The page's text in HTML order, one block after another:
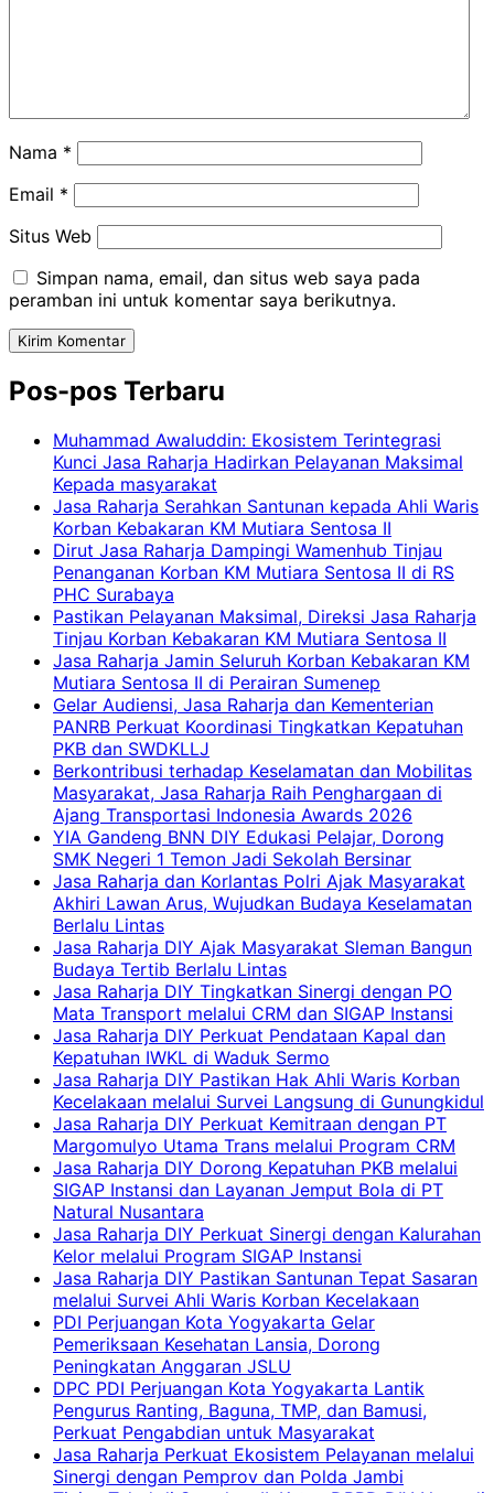
Nama *
Email *
Situs Web
Simpan nama, email, dan situs web saya pada
peramban ini untuk komentar saya berikutnya.
Pos-pos Terbaru
Muhammad Awaluddin: Ekosistem Terintegrasi
Kunci Jasa Raharja Hadirkan Pelayanan Maksimal
Kepada masyarakat
Jasa Raharja Serahkan Santunan kepada Ahli Waris
Korban Kebakaran KM Mutiara Sentosa II
Dirut Jasa Raharja Dampingi Wamenhub Tinjau
Penanganan Korban KM Mutiara Sentosa II di RS
PHC Surabaya
Pastikan Pelayanan Maksimal, Direksi Jasa Raharja
Tinjau Korban Kebakaran KM Mutiara Sentosa II
Jasa Raharja Jamin Seluruh Korban Kebakaran KM
Mutiara Sentosa II di Perairan Sumenep
Gelar Audiensi, Jasa Raharja dan Kementerian
PANRB Perkuat Koordinasi Tingkatkan Kepatuhan
PKB dan SWDKLLJ
Berkontribusi terhadap Keselamatan dan Mobilitas
Masyarakat, Jasa Raharja Raih Penghargaan di
Ajang Transportasi Indonesia Awards 2026
YIA Gandeng BNN DIY Edukasi Pelajar, Dorong
SMK Negeri 1 Temon Jadi Sekolah Bersinar
Jasa Raharja dan Korlantas Polri Ajak Masyarakat
Akhiri Lawan Arus, Wujudkan Budaya Keselamatan
Berlalu Lintas
Jasa Raharja DIY Ajak Masyarakat Sleman Bangun
Budaya Tertib Berlalu Lintas
Jasa Raharja DIY Tingkatkan Sinergi dengan PO
Mata Transport melalui CRM dan SIGAP Instansi
Jasa Raharja DIY Perkuat Pendataan Kapal dan
Kepatuhan IWKL di Waduk Sermo
Jasa Raharja DIY Pastikan Hak Ahli Waris Korban
Kecelakaan melalui Survei Langsung di Gunungkidul
Jasa Raharja DIY Perkuat Kemitraan dengan PT
Margomulyo Utama Trans melalui Program CRM
Jasa Raharja DIY Dorong Kepatuhan PKB melalui
SIGAP Instansi dan Layanan Jemput Bola di PT
Natural Nusantara
Jasa Raharja DIY Perkuat Sinergi dengan Kalurahan
Kelor melalui Program SIGAP Instansi
Jasa Raharja DIY Pastikan Santunan Tepat Sasaran
melalui Survei Ahli Waris Korban Kecelakaan
PDI Perjuangan Kota Yogyakarta Gelar
Pemeriksaan Kesehatan Lansia, Dorong
Peningkatan Anggaran JSLU
DPC PDI Perjuangan Kota Yogyakarta Lantik
Pengurus Ranting, Baguna, TMP, dan Bamusi,
Perkuat Pengabdian untuk Masyarakat
Jasa Raharja Perkuat Ekosistem Pelayanan melalui
Sinergi dengan Pemprov dan Polda Jambi